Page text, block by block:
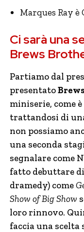
Marques Ray è
Ci sarà una
Brews
Partiamo dal
presentato
miniserie, come
trattandosi di
non possiamo
una seconda
segnalare come
fatto debuttare
dramedy) come
Show of Big Show
loro rinnovo.
faccia una scelta